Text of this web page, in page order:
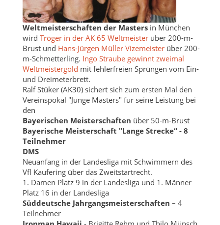
Weltmeisterschaften der Mastersin München
wird Tröger in der AK 65 Weltmeisterüber 200-m-
Brust und Hans-Jürgen Müller Vizemeisterüber 200-
m-Schmetterling. Ingo Straube gewinnt zweimal
Weltmeistergold mit fehlerfreien Sprüngen vom Ein-
und Dreimeterbrett.
Ralf Stüker (AK30) sichert sich zum ersten Mal den
Vereinspokal "Junge Masters" für seine Leistung bei
den
Bayerischen Meisterschaften über 50-m-Brust
Bayerische Meisterschaft "Lange Strecke“ - 8
Teilnehmer
DMS
Neuanfang in der Landesliga mit Schwimmern des
Vfl Kaufering über das Zweitstartrecht.
1. Damen Platz 9 in der Landesliga und 1. Männer
Platz 16 in der Landesliga
Süddeutsche Jahrgangsmeisterschaften – 4
Teilnehmer